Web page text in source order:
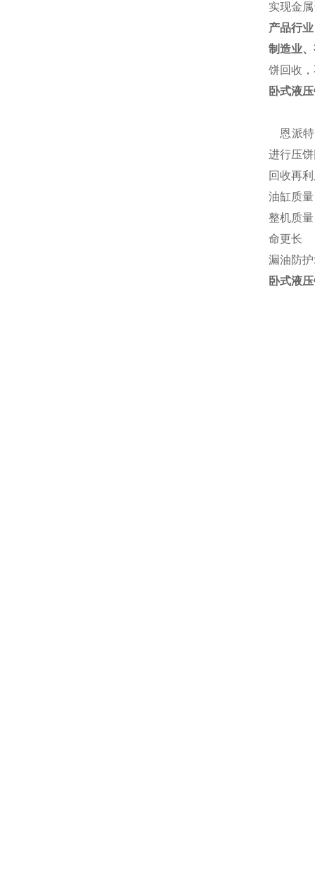
实现金
产品行
制造业
饼回收
卧式液
恩派特
进行压
回收再
油缸质
整机质
命更长
漏油防
卧式液